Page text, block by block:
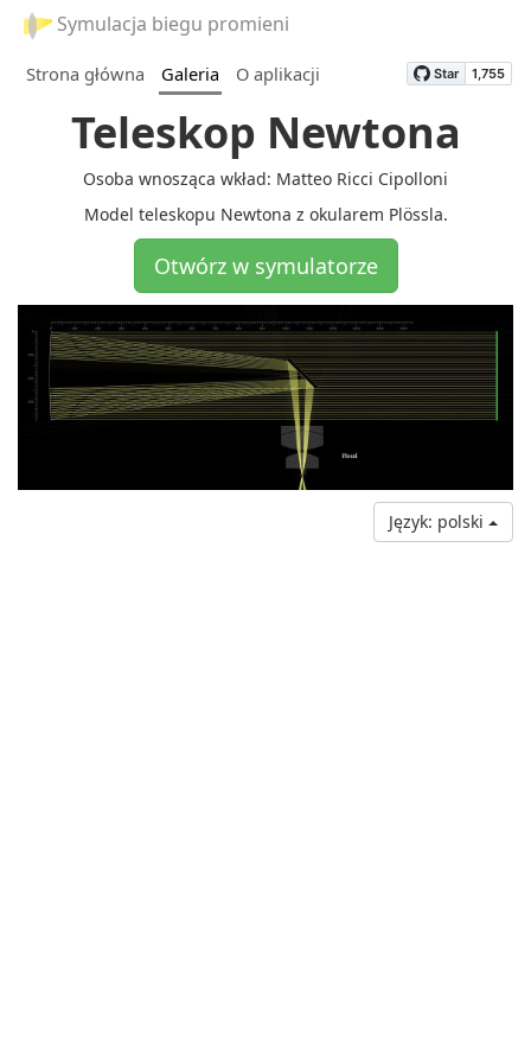
Symulacja biegu promieni
Strona główna Galeria O aplikacji
Teleskop Newtona
Osoba wnosząca wkład: Matteo Ricci Cipolloni
Model teleskopu Newtona z okularem Plössla.
Otwórz w symulatorze
Język: polski